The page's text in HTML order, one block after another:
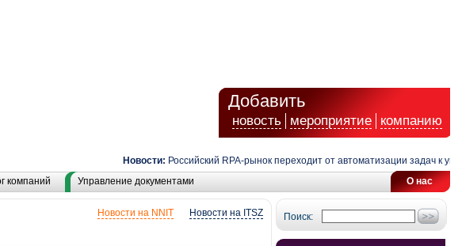
Добавить
новость мероприятие компанию
Новости: Российский RPA-рынок переходит от автоматизации задач к
О нас
компаний Управление документами
Поиск:
Новости на ITSZ
Новости на NNIT